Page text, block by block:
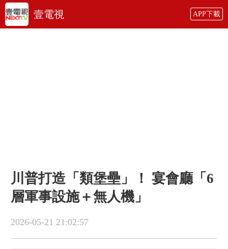
壹電視 APP下載
川普打造「類堡壘」！ 宴會廳「6
層軍事設施＋無人機」
2026-05-21 21:02:57